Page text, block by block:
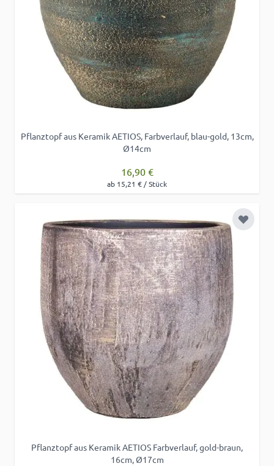
Pflanztopf aus Keramik AETIOS, Farbverlauf, blau-gold, 13cm,
Ø14cm
16,90 €
ab 15,21 € / Stück
Zur
Pflanztopf aus Keramik AETIOS Farbverlauf, gold-braun,
16cm, Ø17cm